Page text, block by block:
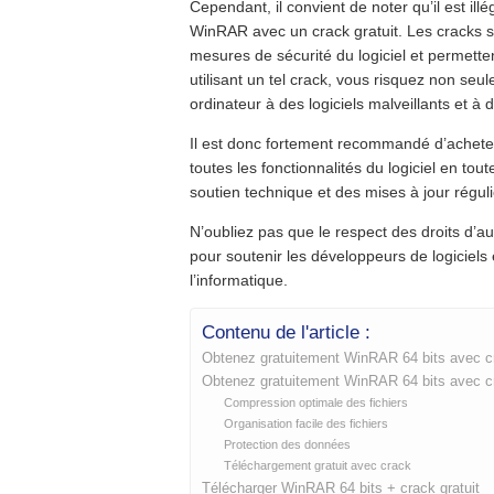
Cependant, il convient de noter qu’il est
WinRAR avec un crack gratuit. Les cracks
mesures de sécurité du logiciel et
utilisant un tel crack, vous risquez non
ordinateur à des logiciels malveillants et à
Il est donc fortement recommandé
toutes les fonctionnalités du logiciel en
soutien technique et des mises à jour
N’oubliez pas que le respect des droits
pour soutenir les développeurs de
l’informatique.
Contenu de l'article :
Obtenez gratuitement WinRAR 64 bits avec
Obtenez gratuitement WinRAR 64 bits avec
Compression optimale des fichiers
Organisation facile des fichiers
Protection des données
Téléchargement gratuit avec crack
Télécharger WinRAR 64 bits + crack gratuit